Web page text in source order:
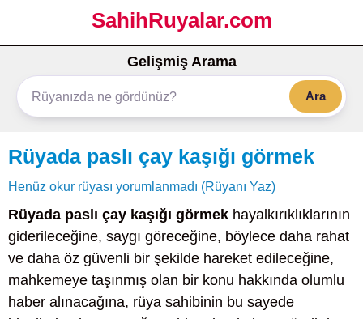
SahihRuyalar.com
Gelişmiş Arama
Ara
Rüyada paslı çay kaşığı görmek
Henüz okur rüyası yorumlanmadı (Rüyanı Yaz)
Rüyada paslı çay kaşığı görmek hayalkırıklıklarının
giderileceğine, saygı göreceğine, böylece daha rahat
ve daha öz güvenli bir şekilde hareket edileceğine,
mahkemeye taşınmış olan bir konu hakkında olumlu
haber alınacağına, rüya sahibinin bu sayede